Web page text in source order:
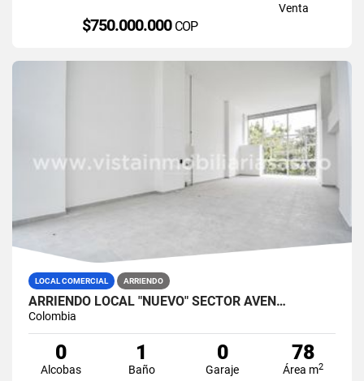
Venta
$750.000.000 COP
LOCAL COMERCIAL ARRIENDO
ARRIENDO LOCAL "NUEVO" SECTOR AVEN…
Colombia
0
Alcobas
1
Baño
0
Garaje
78
Área m2